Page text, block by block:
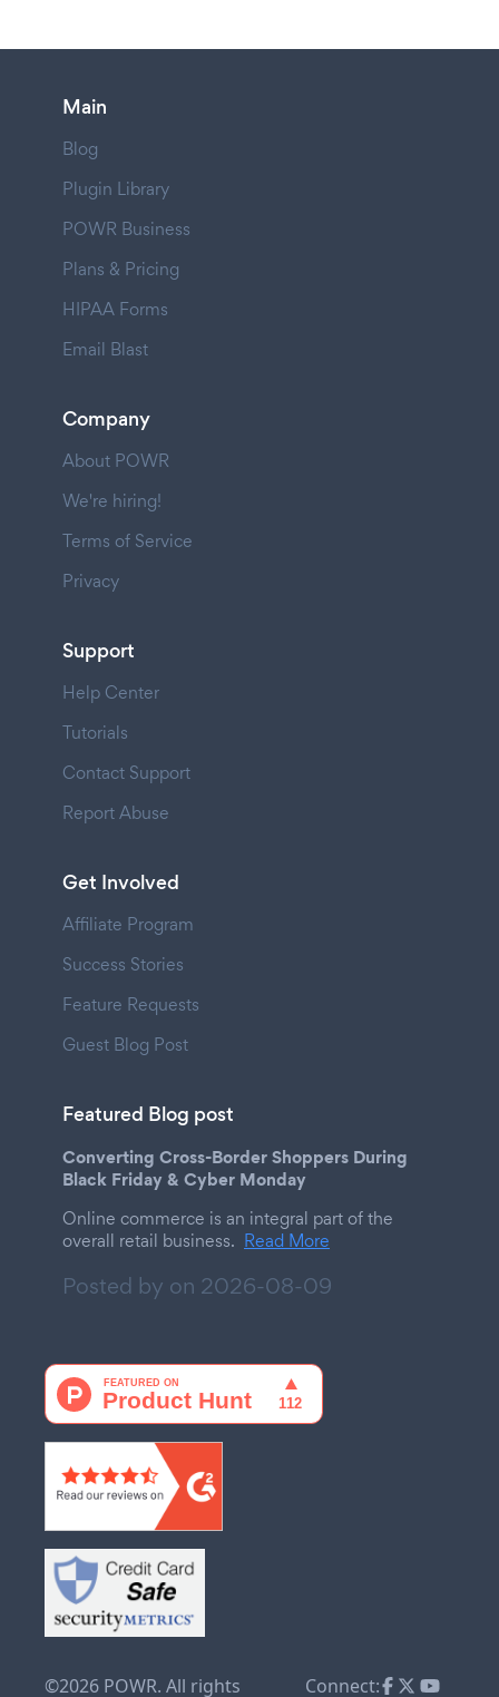
Main
Blog
Plugin Library
POWR Business
Plans & Pricing
HIPAA Forms
Email Blast
Company
About POWR
We're hiring!
Terms of Service
Privacy
Support
Help Center
Tutorials
Contact Support
Report Abuse
Get Involved
Affiliate Program
Success Stories
Feature Requests
Guest Blog Post
Featured Blog post
Converting Cross-Border Shoppers During
Black Friday & Cyber Monday
Online commerce is an integral part of the
overall retail business. Read More
Posted by on 2026-08-09
©2026 POWR. All rights Connect: